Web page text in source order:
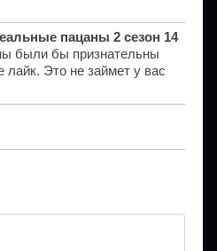
пацаны 2 сезон 14
были бы признательны
Это не займет у вас